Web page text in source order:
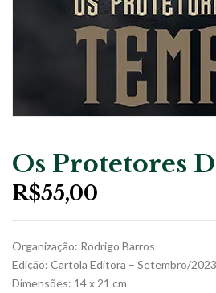
Os Protetores
R$55,00
Organização: Rodrigo Barros
Edição: Cartola Editora – Setembro/2023
Dimensões: 14 x 21 cm